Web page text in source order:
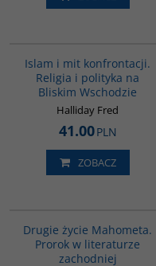
Islam i mit konfrontacji.
Religia i polityka na
Bliskim Wschodzie
Halliday Fred
41.00PLN
ZOBACZ
Drugie życie Mahometa.
Prorok w literaturze
zachodniej